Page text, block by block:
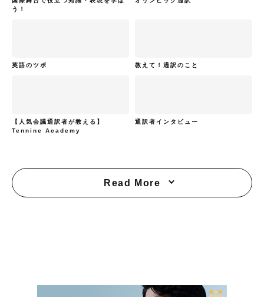
う！
英語のツボ 教えて！通訳のこと
【人気会議通訳者が教える】
Tennine Academy
通訳者インタビュー
Read More